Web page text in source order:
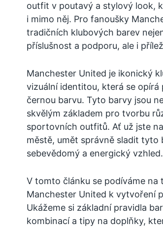
outfit v poutavý a stylový look,
i mimo něj. Pro fanoušky
tradičních klubových barev
příslušnost a podporu, ale i
Manchester United je ikonický
vizuální identitou, která se opírá
černou barvu. Tyto barvy jsou
skvělým základem pro tvorbu
sportovních outfitů. Ať už jste
městě, umět správně sladit
sebevědomý a energický vzhled.
V tomto článku se podíváme na
Manchester United k vytvoření
Ukážeme si základní pravidla
kombinací a tipy na doplňky,